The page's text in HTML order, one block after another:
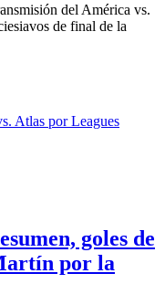
del América vs.
de final de la
goles de
por la